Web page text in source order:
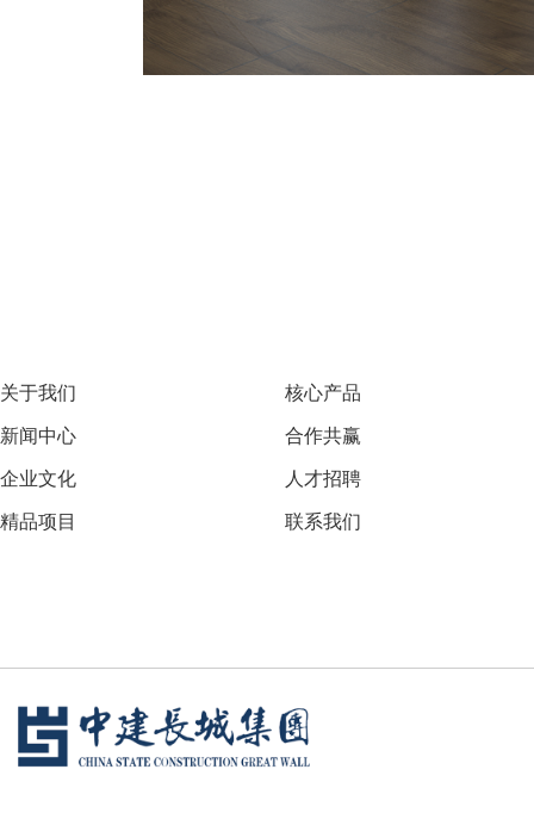
关于我们
新闻中心
企业文化
精品项目
核心产品
合作共赢
人才招聘
联系我们